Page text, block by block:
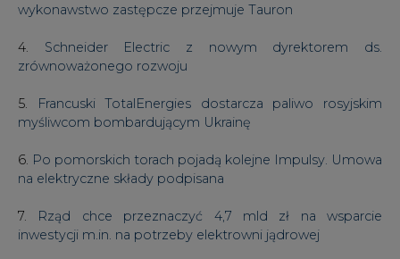
wykonawstwo zastępcze przejmuje Tauron
4. Schneider Electric z nowym dyrektorem ds.
zrównoważonego rozwoju
5.
Francuski TotalEnergies dostarcza paliwo rosyjskim
myśliwcom bombardującym Ukrainę
6. Po pomorskich torach pojadą kolejne Impulsy. Umowa
na elektryczne składy podpisana
7. Rząd chce przeznaczyć 4,7 mld zł na wsparcie
inwestycji m.in. na potrzeby elektrowni jądrowej